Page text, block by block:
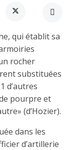
qui établit sa
rocher
substituées
d’autres
pourpre et
(d’Hozier).
dans les
d’artillerie